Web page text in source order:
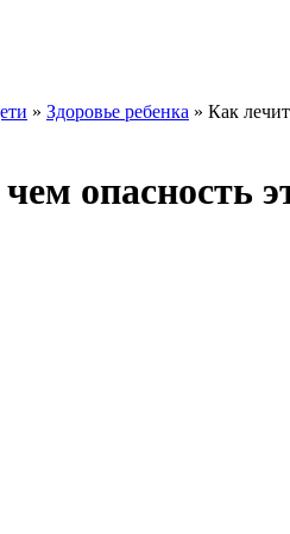
» Здоровье ребенка » Как
опасность